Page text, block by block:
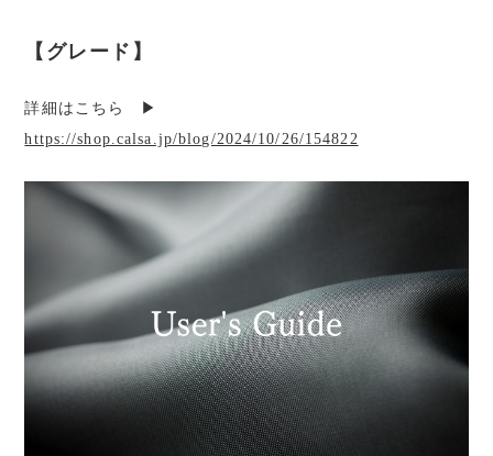
【グレード】
詳細はこちら ▶︎
https://shop.calsa.jp/blog/2024/10/26/154822